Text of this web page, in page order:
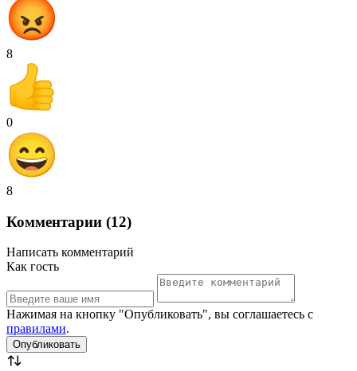
8
0
8
Комментарии (12)
Написать комментарий
Как гость
Нажимая на кнопку "Опубликовать", вы соглашаетесь с
правилами.